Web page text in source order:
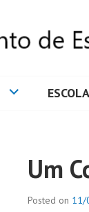
Um
Posted on 11/